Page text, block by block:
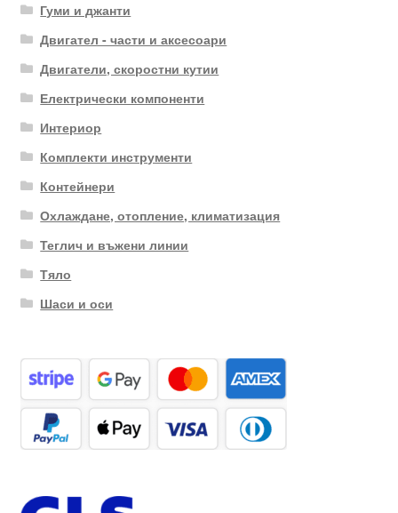
Гуми и джанти
Двигател - части и аксесоари
Двигатели, скоростни кутии
Електрически компоненти
Интериор
Комплекти инструменти
Контейнери
Охлаждане, отопление, климатизация
Теглич и въжени линии
Тяло
Шаси и оси